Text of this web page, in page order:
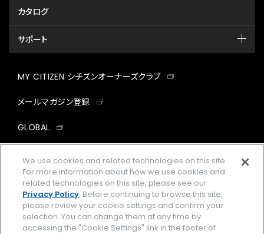
カタログ
サポート
MY CITIZEN シチズンオーナーズクラブ
メールマガジン登録
GLOBAL
facebookinstagramtwitter
企業情報 ご利用規約
We use cookies and related technologies on this site.
For more information about how we use cookies and
related technologies on this site, please see our
Privacy Policy. Before continuing to browse this site,
please review your cookie settings and confirm your
selection. You can change them at any time by
accessing the "Cookie Settings" link in the footer of